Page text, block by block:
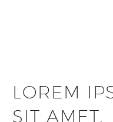
LOREM
SIT AMET,